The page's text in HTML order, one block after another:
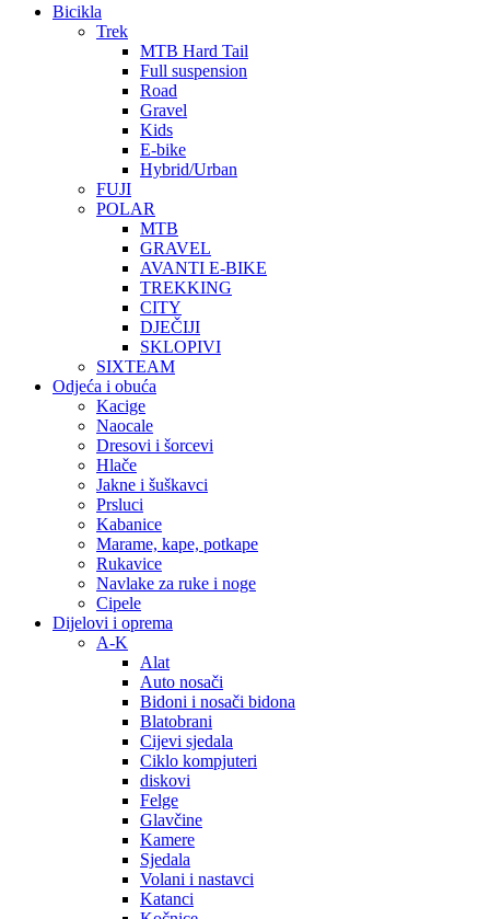
Bicikla
Trek
MTB Hard Tail
Full suspension
Road
Gravel
Kids
E-bike
Hybrid/Urban
FUJI
POLAR
MTB
GRAVEL
AVANTI E-BIKE
TREKKING
CITY
DJEČIJI
SKLOPIVI
SIXTEAM
Odjeća i obuća
Kacige
Naocale
Dresovi i šorcevi
Hlače
Jakne i šuškavci
Prsluci
Kabanice
Marame, kape, potkape
Rukavice
Navlake za ruke i noge
Cipele
Dijelovi i oprema
A-K
Alat
Auto nosači
Bidoni i nosači bidona
Blatobrani
Cijevi sjedala
Ciklo kompjuteri
diskovi
Felge
Glavčine
Kamere
Sjedala
Volani i nastavci
Katanci